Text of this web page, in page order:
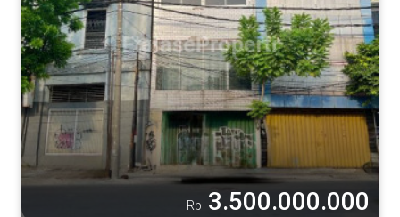
Rp 3.500.000.000